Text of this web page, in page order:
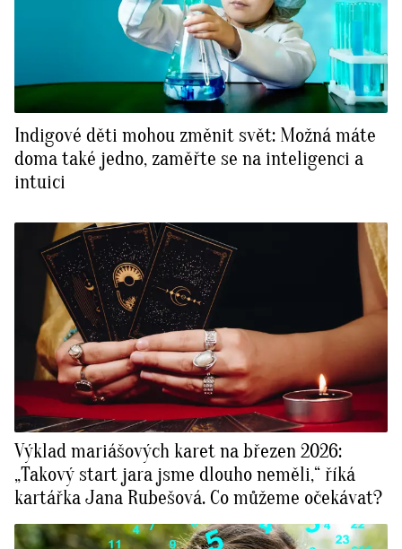
Indigové děti mohou změnit svět: Možná máte
doma také jedno, zaměřte se na inteligenci a
intuici
Výklad mariášových karet na březen 2026:
„Takový start jara jsme dlouho neměli,“ říká
kartářka Jana Rubešová. Co můžeme očekávat?